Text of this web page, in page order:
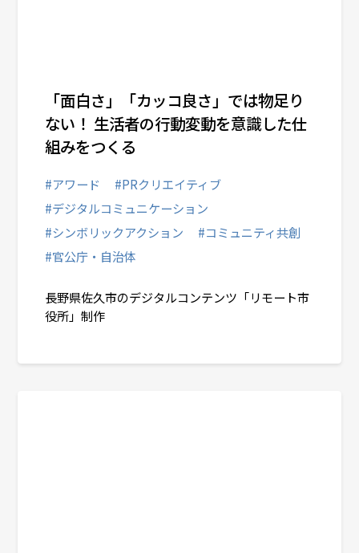
長野県佐久市のデジタルコンテンツ「リモート市
役所」制作
#アワード
#PRクリエイティブ
#デジタルコミュニケーション
#シンボリックアクション
#コミュニティ共創
#官公庁・自治体
「面白さ」「カッコ良さ」では物足り
ない！ 生活者の行動変動を意識した仕
組みをつくる